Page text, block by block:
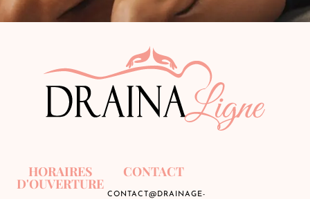
HORAIRES
D'OUVERTURE
CONTACT
CONTACT@DRAINAGE-